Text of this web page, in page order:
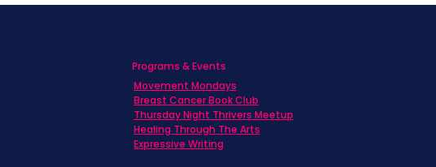
Programs & Events
Movement Mondays
Breast Cancer Book Club
Thursday Night Thrivers Meetup
Healing Through The Arts
Expressive Writing